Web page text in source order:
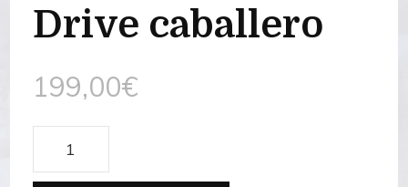
Drive caballero
199,00€
Reloj
Citizen